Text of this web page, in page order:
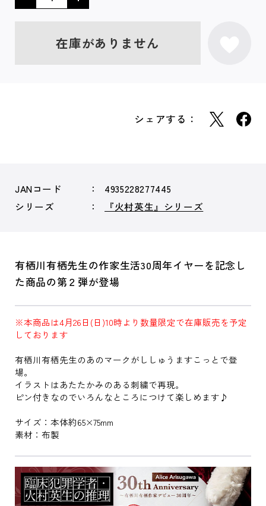
在庫がありません
シェアする：
JANコード
4935228277445
シリーズ
『火村英生』シリーズ
有栖川有栖先生の作家生活30周年イヤーを記念し
た商品の第２弾が登場
※本商品は4月26日(日)10時より数量限定で在庫販売を予定
しております
有栖川有栖先生のあのマークがししゅうますこっとで登
場。
イラストはあたたかみのある刺繍で再現。
ピン付きなのでいろんなところにつけて楽しめます♪
サイズ：本体約65×75mm
素材：布製